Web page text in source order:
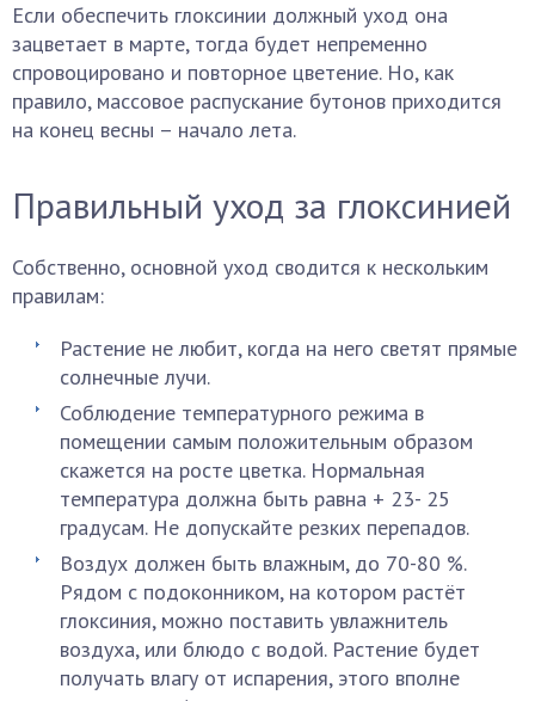
Если обеспечить глоксинии должный уход она
зацветает в марте, тогда будет непременно
спровоцировано и повторное цветение. Но, как
правило, массовое распускание бутонов приходится
на конец весны – начало лета.
Правильный уход за глоксинией
Собственно, основной уход сводится к нескольким
правилам:
Растение не любит, когда на него светят прямые
солнечные лучи.
Соблюдение температурного режима в
помещении самым положительным образом
скажется на росте цветка. Нормальная
температура должна быть равна + 23- 25
градусам. Не допускайте резких перепадов.
Воздух должен быть влажным, до 70-80 %.
Рядом с подоконником, на котором растёт
глоксиния, можно поставить увлажнитель
воздуха, или блюдо с водой. Растение будет
получать влагу от испарения, этого вполне